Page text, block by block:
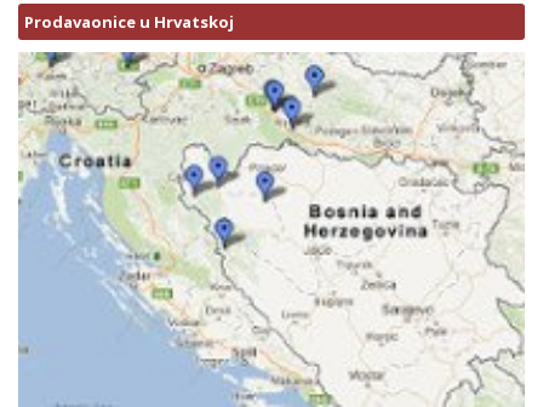
Prodavaonice u Hrvatskoj